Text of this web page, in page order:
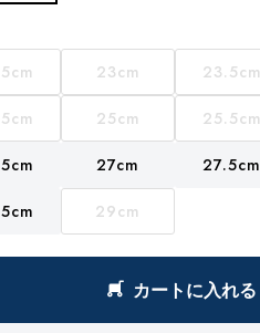
23cm 23.5cm
25cm 25.5cm
27cm 27.5cm
29cm
カートに入れる